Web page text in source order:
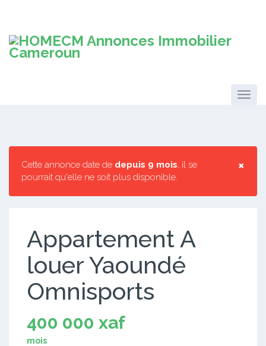
×
Cette annonce date de depuis 9 mois, il se
pourrait qu'elle ne soit plus disponible.
Appartement A
louer Yaoundé
Omnisports
400 000 xaf
mois